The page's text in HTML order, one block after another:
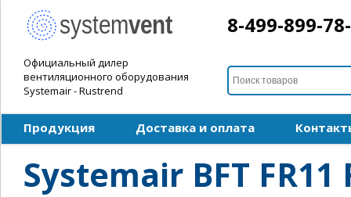
Официальный дилер
вентиляционного оборудования
Systemair - Rustrend
8-499-899-
Продукция Доставка и оплата
Systemair BFT